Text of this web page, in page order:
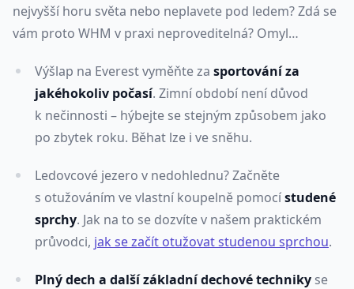
nejvyšší horu světa nebo neplavete pod ledem? Zdá se
vám proto WHM v praxi neproveditelná? Omyl…
Výšlap na Everest vyměňte za sportování za
jakéhokoliv počasí. Zimní období není důvod
k nečinnosti – hýbejte se stejným způsobem jako
po zbytek roku. Běhat lze i ve sněhu.
Ledovcové jezero v nedohlednu? Začněte
s otužováním ve vlastní koupelně pomocístudené
sprchy. Jak na to se dozvíte v našem praktickém
průvodci, jak se začít otužovat studenou sprchou.
Plný dech a další základní dechové techniky se